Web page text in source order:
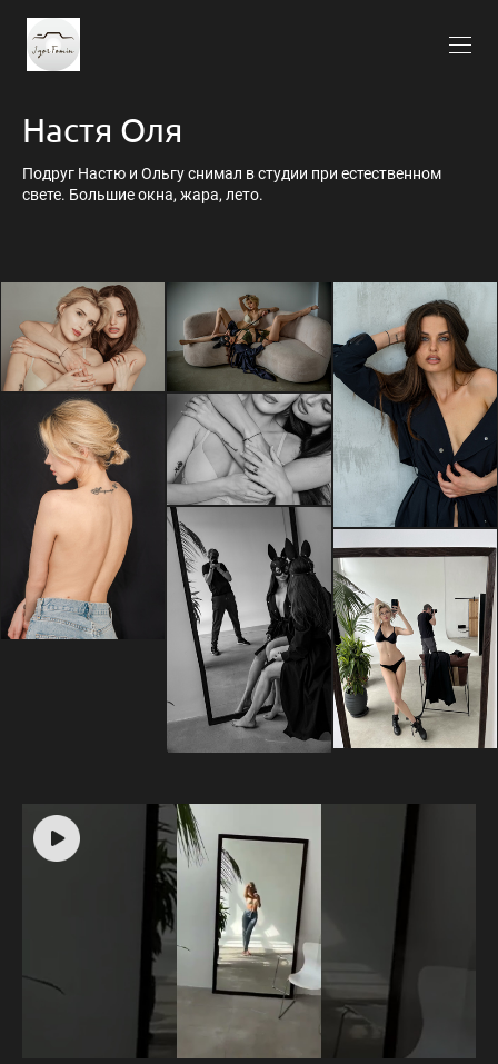
Настя Оля
Подруг Настю и Ольгу снимал в студии при естественном
свете. Большие окна, жара, лето.